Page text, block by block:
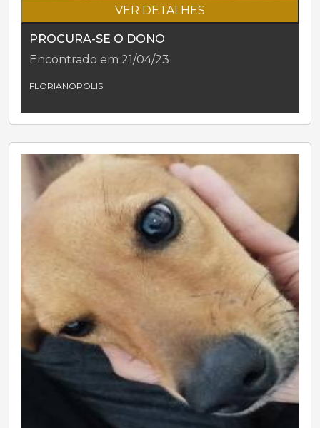
VER DETALHES
PROCURA-SE O DONO
Encontrado em 21/04/23
FLORIANOPOLIS